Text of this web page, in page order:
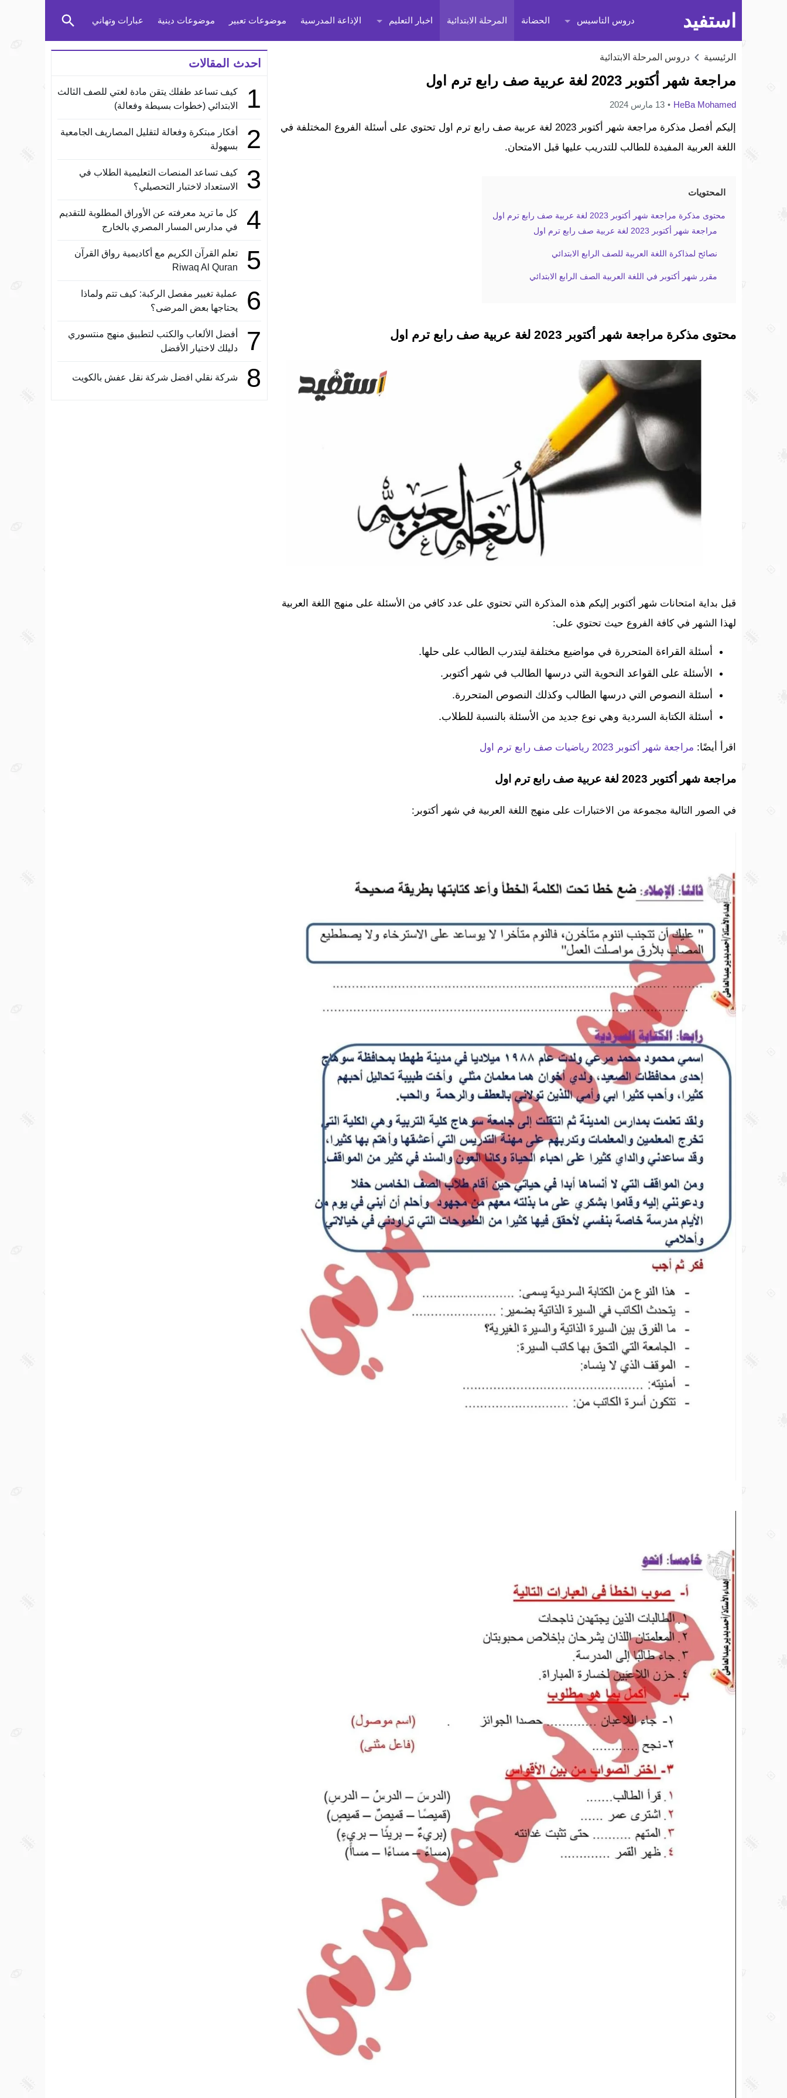
استفيد دروس التاسيس الحضانة المرحلة الابتدائية اخبار التعليم الإذاعة المدرسية موضوعات تعبير موضوعات دينية عبارات وتهاني
الرئيسية دروس المرحلة الابتدائية
مراجعة شهر أكتوبر 2023 لغة عربية صف رابع ترم اول
HeBa Mohamed 13 مارس 2024
إليكم أفصل مذكرة مراجعة شهر أكتوبر 2023 لغة عربية صف رابع ترم اول تحتوي على أسئلة الفروع المختلفة في
اللغة العربية المفيدة للطالب للتدريب عليها قبل الامتحان.
المحتويات
محتوى مذكرة مراجعة شهر أكتوبر 2023 لغة عربية صف رابع ترم اول
مراجعة شهر أكتوبر 2023 لغة عربية صف رابع ترم اول
نصائح لمذاكرة اللغة العربية للصف الرابع الابتدائي
مقرر شهر أكتوبر في اللغة العربية الصف الرابع الابتدائي
محتوى مذكرة مراجعة شهر أكتوبر 2023 لغة عربية صف رابع ترم اول
قبل بداية امتحانات شهر أكتوبر إليكم هذه المذكرة التي تحتوي على عدد كافي من الأسئلة على منهج اللغة العربية
لهذا الشهر في كافة الفروع حيث تحتوي على:
أسئلة القراءة المتحررة في مواضيع مختلفة ليتدرب الطالب على حلها.
الأسئلة على القواعد النحوية التي درسها الطالب في شهر أكتوبر.
أسئلة النصوص التي درسها الطالب وكذلك النصوص المتحررة.
أسئلة الكتابة السردية وهي نوع جديد من الأسئلة بالنسبة للطلاب.
اقرأ أيضًا: مراجعة شهر أكتوبر 2023 رياضيات صف رابع ترم اول
مراجعة شهر أكتوبر 2023 لغة عربية صف رابع ترم اول
في الصور التالية مجموعة من الاختبارات على منهج اللغة العربية في شهر أكتوبر:
احدث المقالات
1
كيف تساعد طفلك يتقن مادة لغتي للصف الثالث
الابتدائي (خطوات بسيطة وفعالة)
2
أفكار مبتكرة وفعالة لتقليل المصاريف الجامعية
بسهولة
3
كيف تساعد المنصات التعليمية الطلاب في
الاستعداد لاختبار التحصيلي؟
4
كل ما تريد معرفته عن الأوراق المطلوبة للتقديم
في مدارس المسار المصري بالخارج
5
تعلم القرآن الكريم مع أكاديمية رواق القرآن
Riwaq Al Quran
6
عملية تغيير مفصل الركبة: كيف تتم ولماذا
يحتاجها بعض المرضى؟
7
أفضل الألعاب والكتب لتطبيق منهج منتسوري
دليلك لاختيار الأفضل
8 شركة نقلي افضل شركة نقل عفش بالكويت